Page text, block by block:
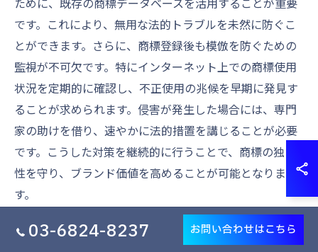
です。これにより、無用な法的トラブルを未然に防ぐこ
とができます。さらに、商標登録後も模倣を防ぐための
監視が不可欠です。特にインターネット上での商標使用
状況を定期的に確認し、不正使用の兆候を早期に発見す
ることが求められます。侵害が発生した場合には、専門
家の助けを借り、速やかに法的措置を講じることが必要
です。こうした対策を継続的に行うことで、商標の独自
性を守り、ブランド価値を高めることが可能となりま
す。
商標登録がもたらす模倣防止の実例
03-6824-8237 お問い合わせはこちら